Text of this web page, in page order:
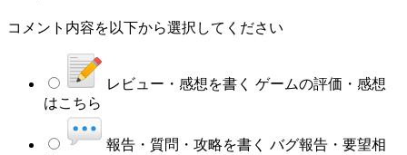
コメント内容を以下から選択してください
レビュー・感想を書く ゲームの評価・感想
はこちら
報告・質問・攻略を書く バグ報告・要望相